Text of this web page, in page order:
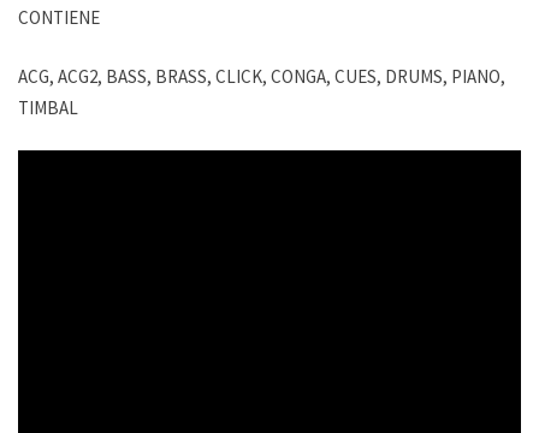
CONTIENE
ACG, ACG2, BASS, BRASS, CLICK, CONGA, CUES, DRUMS, PIANO,
TIMBAL